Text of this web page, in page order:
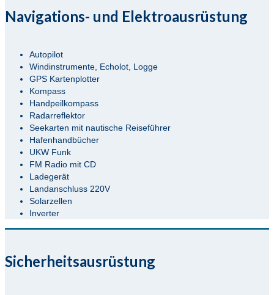
Navigations- und Elektroausrüstung
Autopilot
Windinstrumente, Echolot, Logge
GPS Kartenplotter
Kompass
Handpeilkompass
Radarreflektor
Seekarten mit nautische Reiseführer
Hafenhandbücher
UKW Funk
FM Radio mit CD
Ladegerät
Landanschluss 220V
Solarzellen
Inverter
Sicherheitsausrüstung